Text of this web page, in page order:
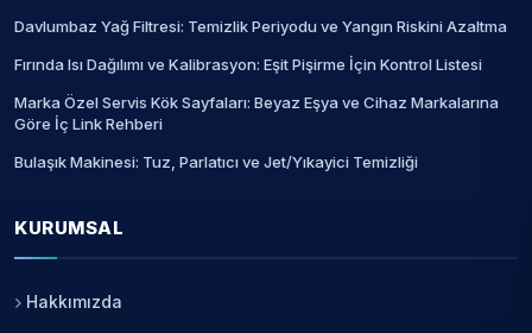
Davlumbaz Yağ Filtresi: Temizlik Periyodu ve Yangın Riskini Azaltma
Fırında Isı Dağılımı ve Kalibrasyon: Eşit Pişirme İçin Kontrol Listesi
Marka Özel Servis Kök Sayfaları: Beyaz Eşya ve Cihaz Markalarına
Göre İç Link Rehberi
Bulaşık Makinesi: Tuz, Parlatıcı ve Jet/Yıkayici Temizliği
KURUMSAL
Hakkımızda